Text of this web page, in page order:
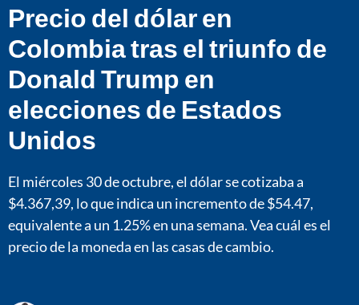
Precio del dólar en
Colombia tras el triunfo de
Donald Trump en
elecciones de Estados
Unidos
El miércoles 30 de octubre, el dólar se cotizaba a
$4.367,39, lo que indica un incremento de $54.47,
equivalente a un 1.25% en una semana. Vea cuál es el
precio de la moneda en las casas de cambio.